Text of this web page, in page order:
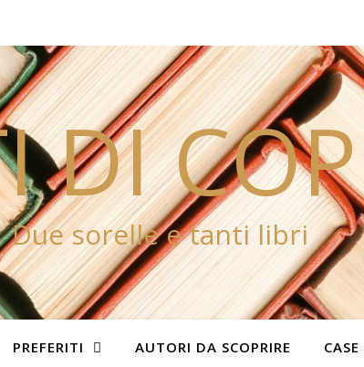
DI
Due sorelle e tanti libri
PREFERITI AUTORI DA SCOPRIRE